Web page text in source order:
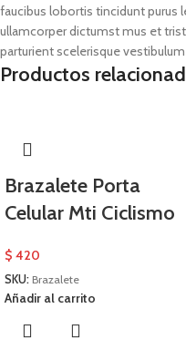
faucibus lobortis tincidunt purus
ullamcorper dictumst mus et
parturient scelerisque
Productos
Brazalete Porta
Celular Mti Ciclismo
$ 420
SKU: Brazalete
Añadir al carrito